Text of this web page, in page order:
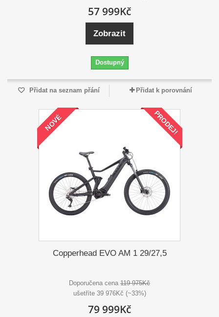
57 999Kč
Zobrazit
Dostupný
Přidat na seznam přání Přidat k porovnání
NOVÉ PRODEJ!
Copperhead EVO AM 1 29/27,5
Doporučena cena 119 975Kč
ušetříte 39 976Kč (~33%)
79 999Kč